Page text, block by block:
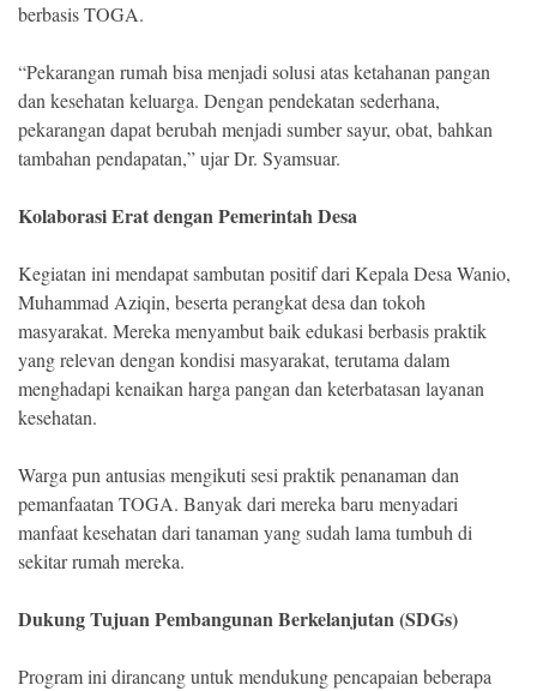
berbasis TOGA.
“Pekarangan rumah bisa menjadi solusi atas ketahanan pangan
dan kesehatan keluarga. Dengan pendekatan sederhana,
pekarangan dapat berubah menjadi sumber sayur, obat, bahkan
tambahan pendapatan,” ujar Dr. Syamsuar.
Kolaborasi Erat dengan Pemerintah Desa
Kegiatan ini mendapat sambutan positif dari Kepala Desa Wanio,
Muhammad Aziqin, beserta perangkat desa dan tokoh
masyarakat. Mereka menyambut baik edukasi berbasis praktik
yang relevan dengan kondisi masyarakat, terutama dalam
menghadapi kenaikan harga pangan dan keterbatasan layanan
kesehatan.
Warga pun antusias mengikuti sesi praktik penanaman dan
pemanfaatan TOGA. Banyak dari mereka baru menyadari
manfaat kesehatan dari tanaman yang sudah lama tumbuh di
sekitar rumah mereka.
Dukung Tujuan Pembangunan Berkelanjutan (SDGs)
Program ini dirancang untuk mendukung pencapaian beberapa